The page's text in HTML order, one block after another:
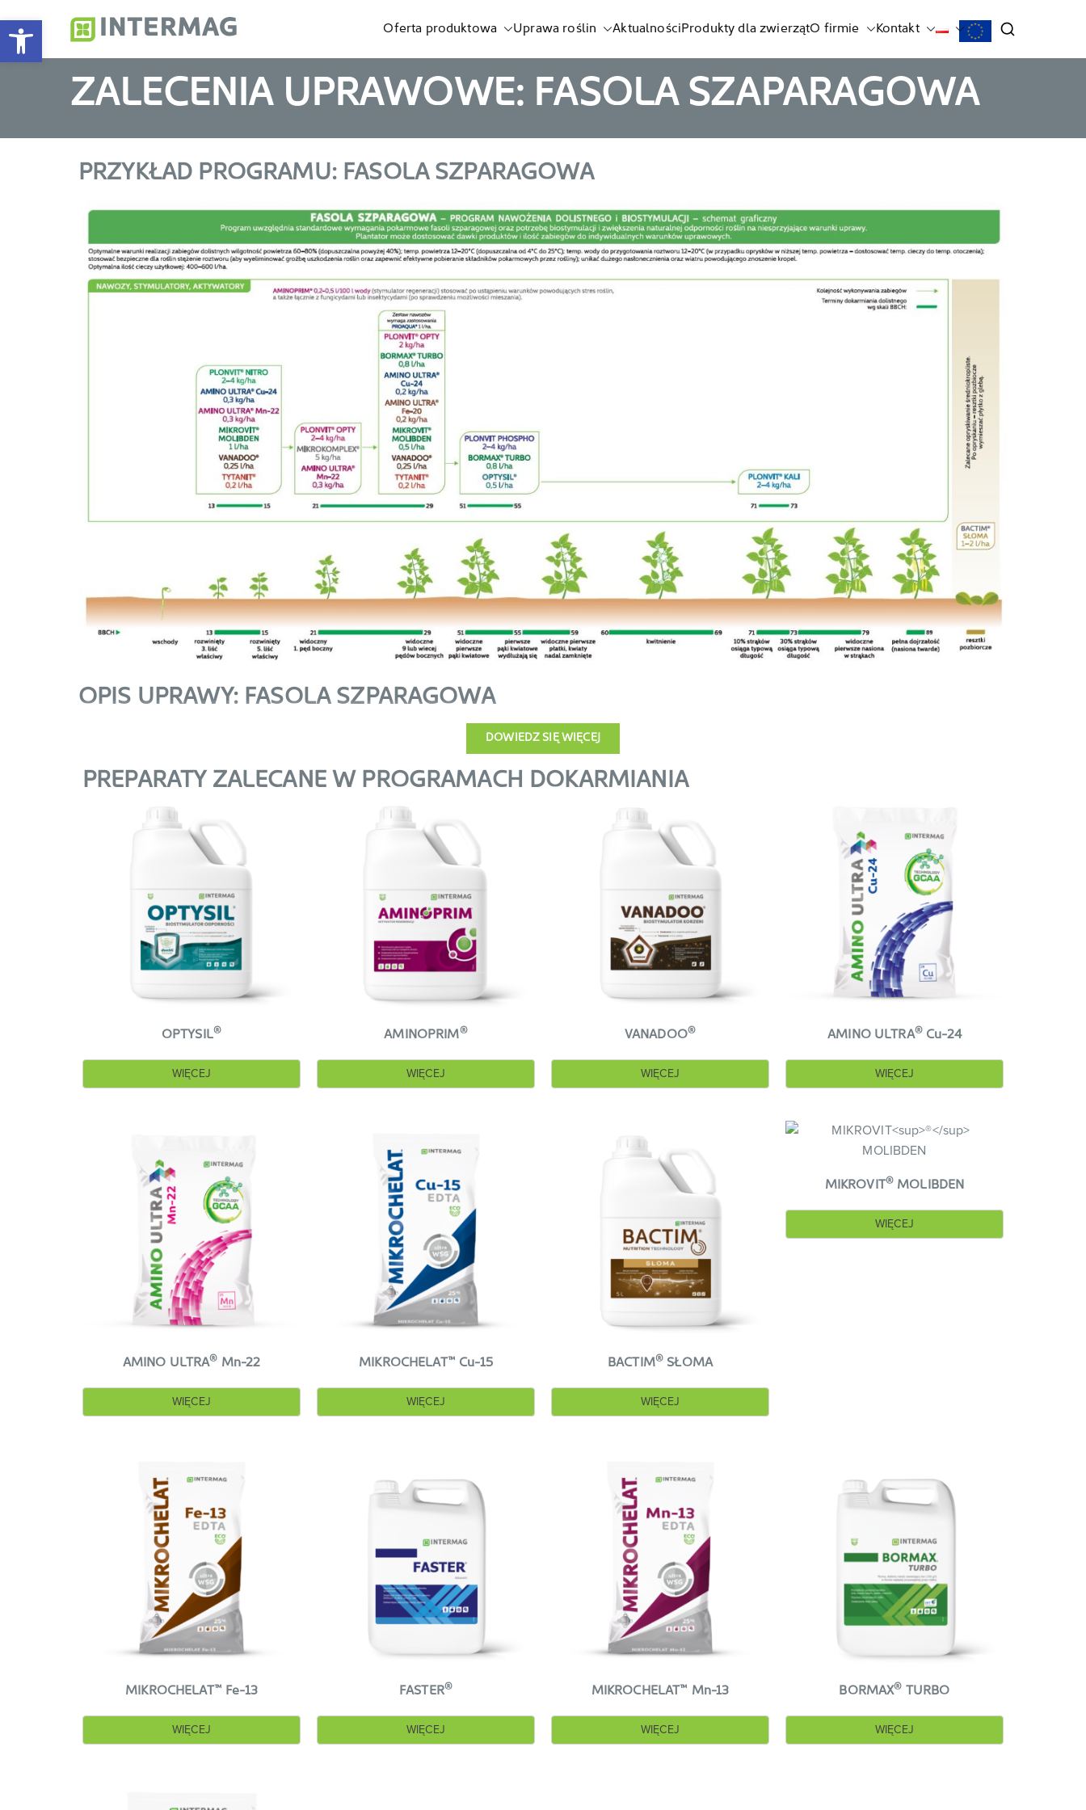
Otwórz pasek narzędziProducent nawozów dolistnych i biostymulatorów
Oferta produktowa Uprawa roślin AktualnościProdukty dla zwierzątO firmie Kontakt
ZALECENIA UPRAWOWE: FASOLA SZAPARAGOWA
PRZYKŁAD PROGRAMU: FASOLA SZPARAGOWA
OPIS UPRAWY: FASOLA SZPARAGOWA
DOWIEDZ SIĘ WIĘCEJ
PREPARATY ZALECANE W PROGRAMACH DOKARMIANIA
OPTYSIL®
WIĘCEJ
AMINOPRIM®
WIĘCEJ
VANADOO®
WIĘCEJ
AMINO ULTRA®Cu-24
WIĘCEJ
AMINO ULTRA® Mn-22
WIĘCEJ
MIKROCHELAT™ Cu-15
WIĘCEJ
BACTIM® SŁOMA
WIĘCEJ
MIKROVIT® MOLIBDEN
WIĘCEJ
MIKROCHELAT™ Fe-13
WIĘCEJ
FASTER®
WIĘCEJ
MIKROCHELAT™ Mn-13
WIĘCEJ
BORMAX® TURBO
WIĘCEJ